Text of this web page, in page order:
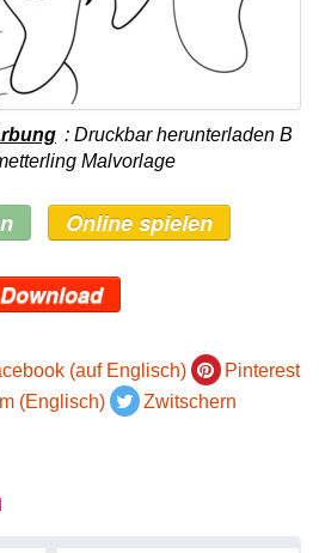
: Druckbar herunterladen B
Malvorlage
Online spielen
Download
(auf Englisch)
Pinterest
(Englisch)
Zwitschern